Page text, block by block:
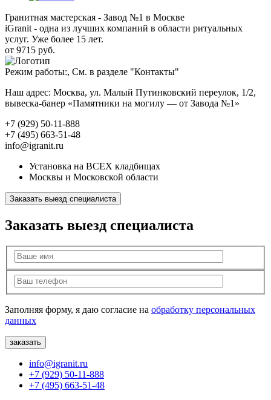
Гранитная мастерская - Завод №1 в Москве
iGranit - одна из лучших компаний в области ритуальных
услуг. Уже более 15 лет.
от 9715 руб.
Режим работы:, См. в разделе "Контакты"
Наш адрес: Москва, ул. Малый Путинковский переулок, 1/2,
вывеска-банер «Памятники на могилу — от Завода №1»
+7 (929) 50-11-888
+7 (495) 663-51-48
info@igranit.ru
Установка на ВСЕХ кладбищах
Москвы и Московской области
Заказать выезд специалиста
Заказать выезд специалиста
Заполняя форму, я даю согласие на обработку персональных
данных
info@igranit.ru
+7 (929) 50-11-888
+7 (495) 663-51-48